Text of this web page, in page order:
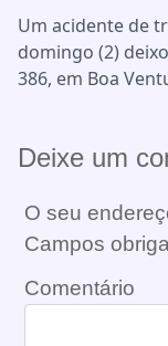
Um acidente de
domingo (2)
386, em Boa
Deixe um
O seu
Campos
Comentário